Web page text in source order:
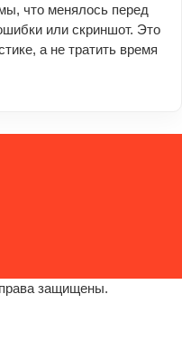
что менялось перед
или скриншот. Это
а не тратить время
защищены.